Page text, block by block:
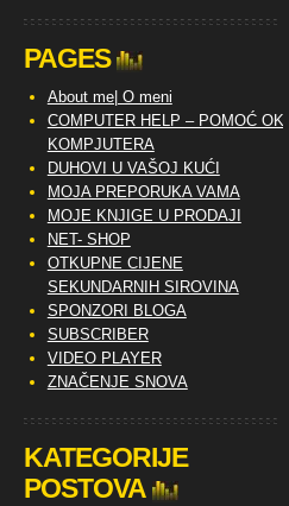
PAGES
About me| O meni
COMPUTER HELP – POMOĆ OKO
KOMPJUTERA
DUHOVI U VAŠOJ KUĆI
MOJA PREPORUKA VAMA
MOJE KNJIGE U PRODAJI
NET- SHOP
OTKUPNE CIJENE
SEKUNDARNIH SIROVINA
SPONZORI BLOGA
SUBSCRIBER
VIDEO PLAYER
ZNAČENJE SNOVA
KATEGORIJE
POSTOVA